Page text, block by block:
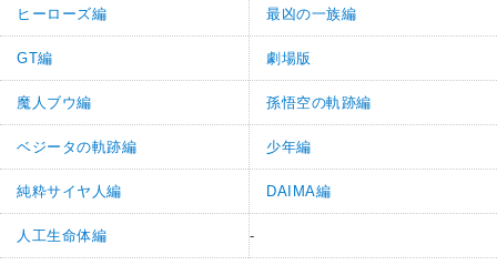
ヒーローズ編 最凶の一族編
GT編 劇場版
魔人ブウ編 孫悟空の軌跡編
ベジータの軌跡編 少年編
純粋サイヤ人編 DAIMA編
人工生命体編 -